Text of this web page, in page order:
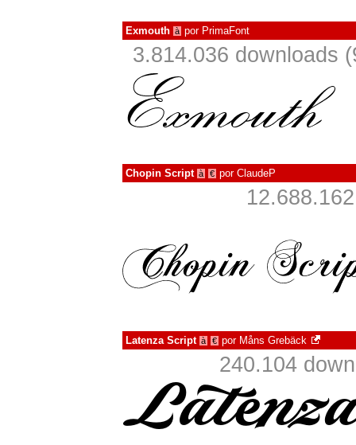
Exmouth à por PrimaFont
3.814.036 downloads
Chopin Script à € por ClaudeP
Latenza Script à € por Måns Grebäck
240.104